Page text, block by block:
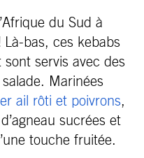
du Sud à
bas, ces kebabs
sont servis avec des
Marinées
ail rôti et poivrons,
sucrées et
touche fruitée.